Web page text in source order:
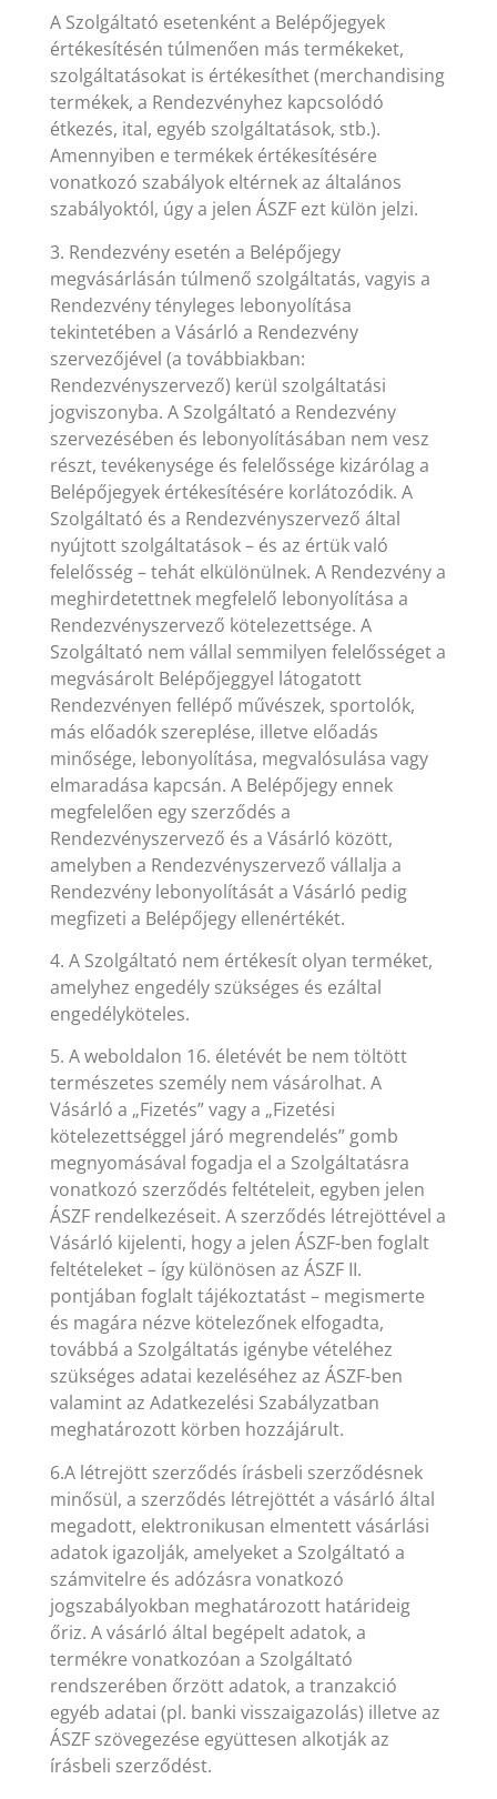
A Szolgáltató esetenként a Belépőjegyek
értékesítésén túlmenően más termékeket,
szolgáltatásokat is értékesíthet (merchandising
termékek, a Rendezvényhez kapcsolódó
étkezés, ital, egyéb szolgáltatások, stb.).
Amennyiben e termékek értékesítésére
vonatkozó szabályok eltérnek az általános
szabályoktól, úgy a jelen ÁSZF ezt külön jelzi.
3. Rendezvény esetén a Belépőjegy
megvásárlásán túlmenő szolgáltatás, vagyis a
Rendezvény tényleges lebonyolítása
tekintetében a Vásárló a Rendezvény
szervezőjével (a továbbiakban:
Rendezvényszervező) kerül szolgáltatási
jogviszonyba. A Szolgáltató a Rendezvény
szervezésében és lebonyolításában nem vesz
részt, tevékenysége és felelőssége kizárólag a
Belépőjegyek értékesítésére korlátozódik. A
Szolgáltató és a Rendezvényszervező által
nyújtott szolgáltatások – és az értük való
felelősség – tehát elkülönülnek. A Rendezvény a
meghirdetettnek megfelelő lebonyolítása a
Rendezvényszervező kötelezettsége. A
Szolgáltató nem vállal semmilyen felelősséget a
megvásárolt Belépőjeggyel látogatott
Rendezvényen fellépő művészek, sportolók,
más előadók szereplése, illetve előadás
minősége, lebonyolítása, megvalósulása vagy
elmaradása kapcsán. A Belépőjegy ennek
megfelelően egy szerződés a
Rendezvényszervező és a Vásárló között,
amelyben a Rendezvényszervező vállalja a
Rendezvény lebonyolítását a Vásárló pedig
megfizeti a Belépőjegy ellenértékét.
4. A Szolgáltató nem értékesít olyan terméket,
amelyhez engedély szükséges és ezáltal
engedélyköteles.
5. A weboldalon 16. életévét be nem töltött
természetes személy nem vásárolhat. A
Vásárló a „Fizetés” vagy a „Fizetési
kötelezettséggel járó megrendelés” gomb
megnyomásával fogadja el a Szolgáltatásra
vonatkozó szerződés feltételeit, egyben jelen
ÁSZF rendelkezéseit. A szerződés létrejöttével a
Vásárló kijelenti, hogy a jelen ÁSZF-ben foglalt
feltételeket – így különösen az ÁSZF II.
pontjában foglalt tájékoztatást – megismerte
és magára nézve kötelezőnek elfogadta,
továbbá a Szolgáltatás igénybe vételéhez
szükséges adatai kezeléséhez az ÁSZF-ben
valamint az Adatkezelési Szabályzatban
meghatározott körben hozzájárult.
6.A létrejött szerződés írásbeli szerződésnek
minősül, a szerződés létrejöttét a vásárló által
megadott, elektronikusan elmentett vásárlási
adatok igazolják, amelyeket a Szolgáltató a
számvitelre és adózásra vonatkozó
jogszabályokban meghatározott határideig
őriz. A vásárló által begépelt adatok, a
termékre vonatkozóan a Szolgáltató
rendszerében őrzött adatok, a tranzakció
egyéb adatai (pl. banki visszaigazolás) illetve az
ÁSZF szövegezése együttesen alkotják az
írásbeli szerződést.